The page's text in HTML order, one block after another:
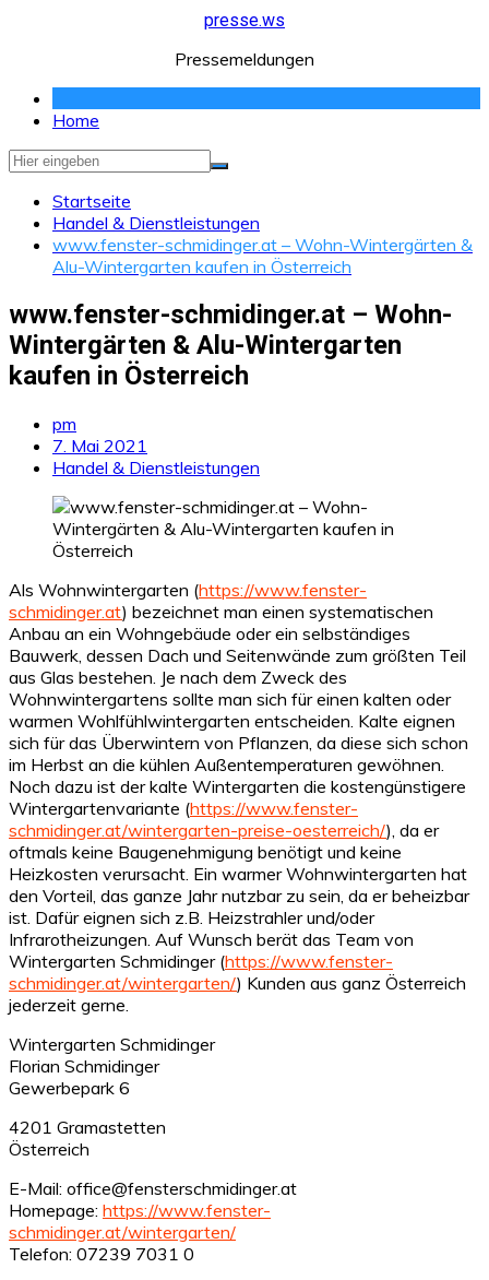
presse.ws
Pressemeldungen
Home
Startseite
Handel & Dienstleistungen
www.fenster-schmidinger.at – Wohn-Wintergärten &
Alu-Wintergarten kaufen in Österreich
www.fenster-schmidinger.at – Wohn-
Wintergärten & Alu-Wintergarten
kaufen in Österreich
pm
7. Mai 2021
Handel & Dienstleistungen
Als Wohnwintergarten (https://www.fenster-
schmidinger.at) bezeichnet man einen systematischen
Anbau an ein Wohngebäude oder ein selbständiges
Bauwerk, dessen Dach und Seitenwände zum größten Teil
aus Glas bestehen. Je nach dem Zweck des
Wohnwintergartens sollte man sich für einen kalten oder
warmen Wohlfühlwintergarten entscheiden. Kalte eignen
sich für das Überwintern von Pflanzen, da diese sich schon
im Herbst an die kühlen Außentemperaturen gewöhnen.
Noch dazu ist der kalte Wintergarten die kostengünstigere
Wintergartenvariante (https://www.fenster-
schmidinger.at/wintergarten-preise-oesterreich/), da er
oftmals keine Baugenehmigung benötigt und keine
Heizkosten verursacht. Ein warmer Wohnwintergarten hat
den Vorteil, das ganze Jahr nutzbar zu sein, da er beheizbar
ist. Dafür eignen sich z.B. Heizstrahler und/oder
Infrarotheizungen. Auf Wunsch berät das Team von
Wintergarten Schmidinger (https://www.fenster-
schmidinger.at/wintergarten/) Kunden aus ganz Österreich
jederzeit gerne.
Wintergarten Schmidinger
Florian Schmidinger
Gewerbepark 6
4201 Gramastetten
Österreich
E-Mail: office@fensterschmidinger.at
Homepage: https://www.fenster-
schmidinger.at/wintergarten/
Telefon: 07239 7031 0